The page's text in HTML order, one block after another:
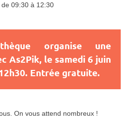
09:30 à 12:30
organise une
As2Pik, le samedi 6 juin
Entrée gratuite.
On vous attend nombreux !